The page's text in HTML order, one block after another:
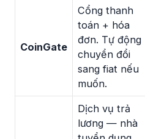
CoinGate
Cổng thanh
toán + hóa
đơn. Tự động
chuyển đổi
sang fiat nếu
muốn.
Dịch vụ trả
lương — nhà